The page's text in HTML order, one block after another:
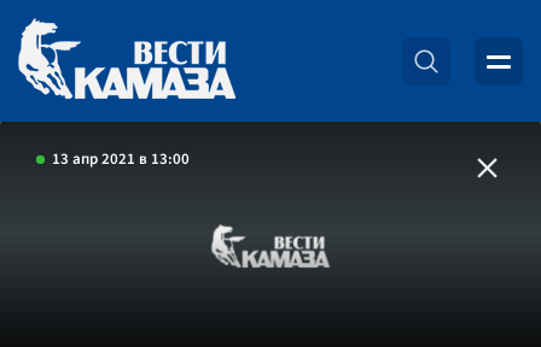
13 апр 2021 в 13:00